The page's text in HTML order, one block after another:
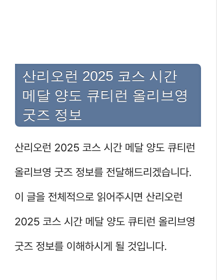
산리오런 2025 코스 시간
메달 양도 큐티런 올리브영
굿즈 정보
산리오런 2025 코스 시간 메달 양도 큐티런
올리브영 굿즈 정보를 전달해드리겠습니다.
이 글을 전체적으로 읽어주시면 산리오런
2025 코스 시간 메달 양도 큐티런 올리브영
굿즈 정보를 이해하시게 될 것입니다.